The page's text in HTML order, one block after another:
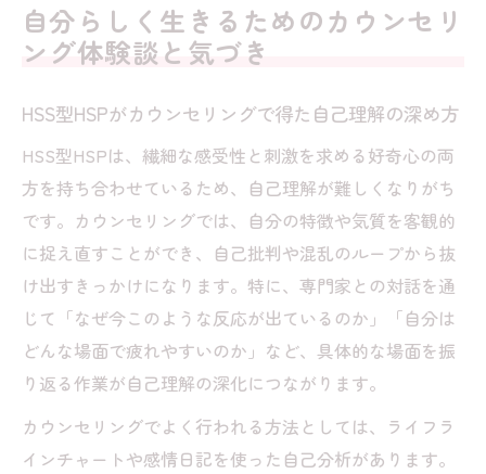
自分らしく生きるためのカウンセリ
ング体験談と気づき
HSS型HSPがカウンセリングで得た自己理解の深め方
HSS型HSPは、繊細な感受性と刺激を求める好奇心の両
方を持ち合わせているため、自己理解が難しくなりがち
です。カウンセリングでは、自分の特徴や気質を客観的
に捉え直すことができ、自己批判や混乱のループから抜
け出すきっかけになります。特に、専門家との対話を通
じて「なぜ今このような反応が出ているのか」「自分は
どんな場面で疲れやすいのか」など、具体的な場面を振
り返る作業が自己理解の深化につながります。
カウンセリングでよく行われる方法としては、ライフラ
インチャートや感情日記を使った自己分析があります。